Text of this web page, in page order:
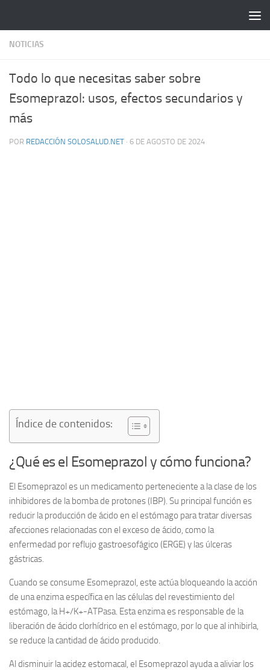
NOTICIAS
Todo lo que necesitas saber sobre
Esomeprazol: usos, efectos secundarios y
más
POR REDACCIÓN SOLOSALUD.NET · 6 DE AGOSTO DE 2024
Índice de contenidos:
¿Qué es el Esomeprazol y cómo funciona?
El Esomeprazol es un medicamento perteneciente a la clase de los
inhibidores de la bomba de protones (IBP). Su principal función es
reducir la producción de ácido en el estómago para tratar diversas
afecciones relacionadas con el exceso de ácido, como la
enfermedad por reflujo gastroesofágico (ERGE) y las úlceras
gástricas.
Cuando se consume Esomeprazol, este actúa bloqueando la acción
de una enzima específica en las células del revestimiento del
estómago, la H+/K+-ATPasa. Esta enzima es responsable de la
liberación de ácido clorhídrico en el estómago, por lo que al inhibirla,
se reduce la cantidad de ácido producido.
Al disminuir la acidez estomacal, el Esomeprazol ayuda a aliviar los